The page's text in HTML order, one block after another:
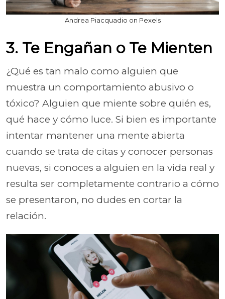
Andrea Piacquadio on Pexels
3. Te Engañan o Te Mienten
¿Qué es tan malo como alguien que
muestra un comportamiento abusivo o
tóxico? Alguien que miente sobre quién es,
qué hace y cómo luce. Si bien es importante
intentar mantener una mente abierta
cuando se trata de citas y conocer personas
nuevas, si conoces a alguien en la vida real y
resulta ser completamente contrario a cómo
se presentaron, no dudes en cortar la
relación.